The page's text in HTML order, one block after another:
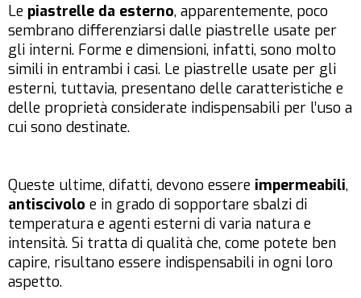
Le piastrelle da esterno, apparentemente, poco
sembrano differenziarsi dalle piastrelle usate per
gli interni. Forme e dimensioni, infatti, sono molto
simili in entrambi i casi. Le piastrelle usate per gli
esterni, tuttavia, presentano delle caratteristiche e
delle proprietà considerate indispensabili per l’uso a
cui sono destinate.
Queste ultime, difatti, devono essere impermeabili,
antiscivolo e in grado di sopportare sbalzi di
temperatura e agenti esterni di varia natura e
intensità. Si tratta di qualità che, come potete ben
capire, risultano essere indispensabili in ogni loro
aspetto.